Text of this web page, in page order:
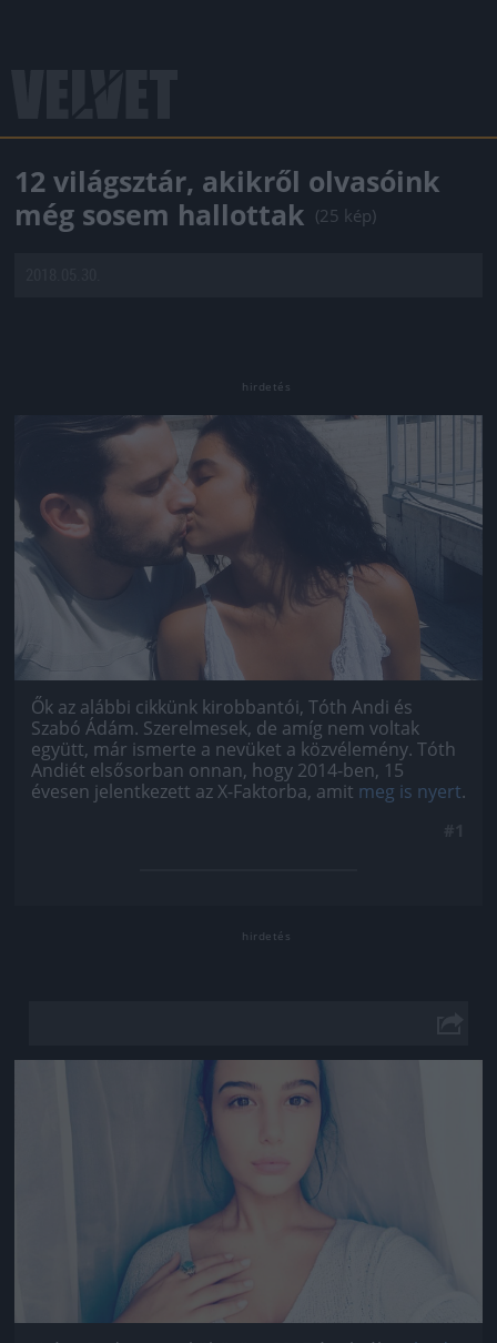
12 világsztár, akikről olvasóink
még sosem hallottak (25 kép)
Jön még kép!
Ők az alábbi cikkünk kirobbantói, Tóth Andi és
Szabó Ádám. Szerelmesek, de amíg nem voltak
együtt, már ismerte a nevüket a közvélemény. Tóth
Andiét elsősorban onnan, hogy 2014-ben, 15
évesen jelentkezett az X-Faktorba, amit meg is nyert.
Jön még kép!